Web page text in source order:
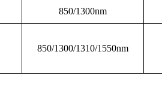
850/1300nm
850/1300/1310/1550nm